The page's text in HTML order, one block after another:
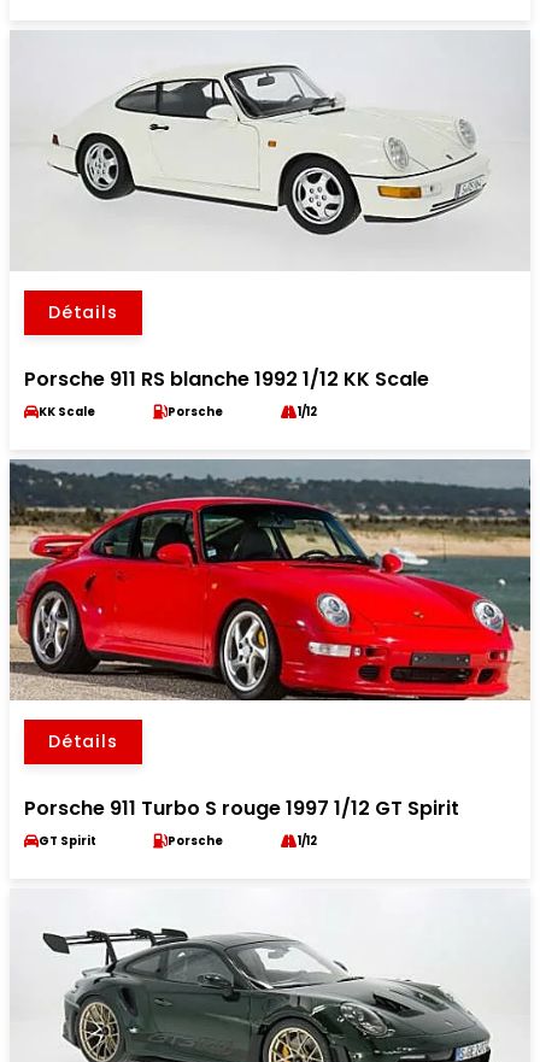
Détails
Porsche 911 RS blanche 1992 1/12 KK Scale
KK Scale Porsche 1/12
Détails
Porsche 911 Turbo S rouge 1997 1/12 GT Spirit
GT Spirit Porsche 1/12